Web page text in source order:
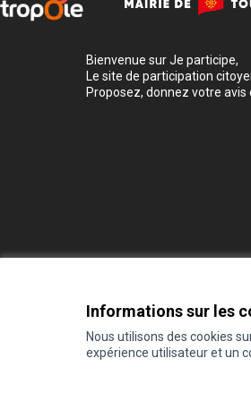
Informations sur les
Nous utilisons des cookies
expérience utilisateur et un
Bienvenue sur Je participe,
Le site de participation
Proposez, donnez votre avis
Conditions d'utilisation